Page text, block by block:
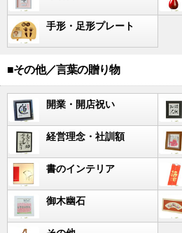
手形・足形プレート
■その他／言葉の贈り物
開業・開店祝い
経営理念・社訓額
書のインテリア
御木幽石